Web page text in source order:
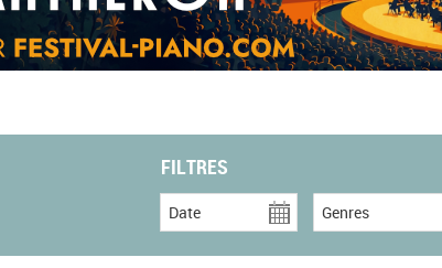
FILTRES
Date Genres